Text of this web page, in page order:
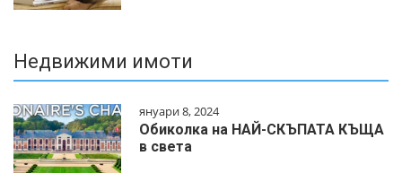
Недвижими имоти
януари 8, 2024
Обиколка на НАЙ-СКЪПАТА КЪЩА
в света